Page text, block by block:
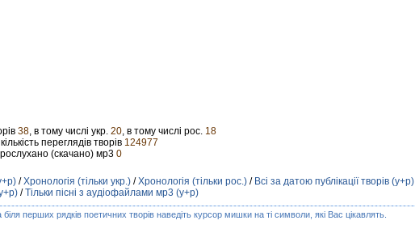
38, в тому числі укр. 20, в тому числі рос. 18
переглядів творів 124977
(скачано) мр3 0
/Хронологія (тільки укр.) /Хронологія (тільки рос.) / Всі за датою публікації творів (у+р)
/Тільки пісні з аудіофайлами мр3 (у+р)
біля перших рядків поетичних творів наведіть курсор мишки на ті символи, які Вас цікавлять.